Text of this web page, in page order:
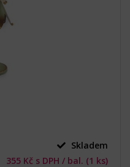
Skladem
355 Kč s DPH / bal. (1 ks)